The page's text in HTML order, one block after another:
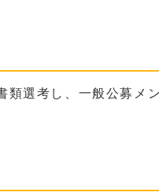
選考し、一般公募メ